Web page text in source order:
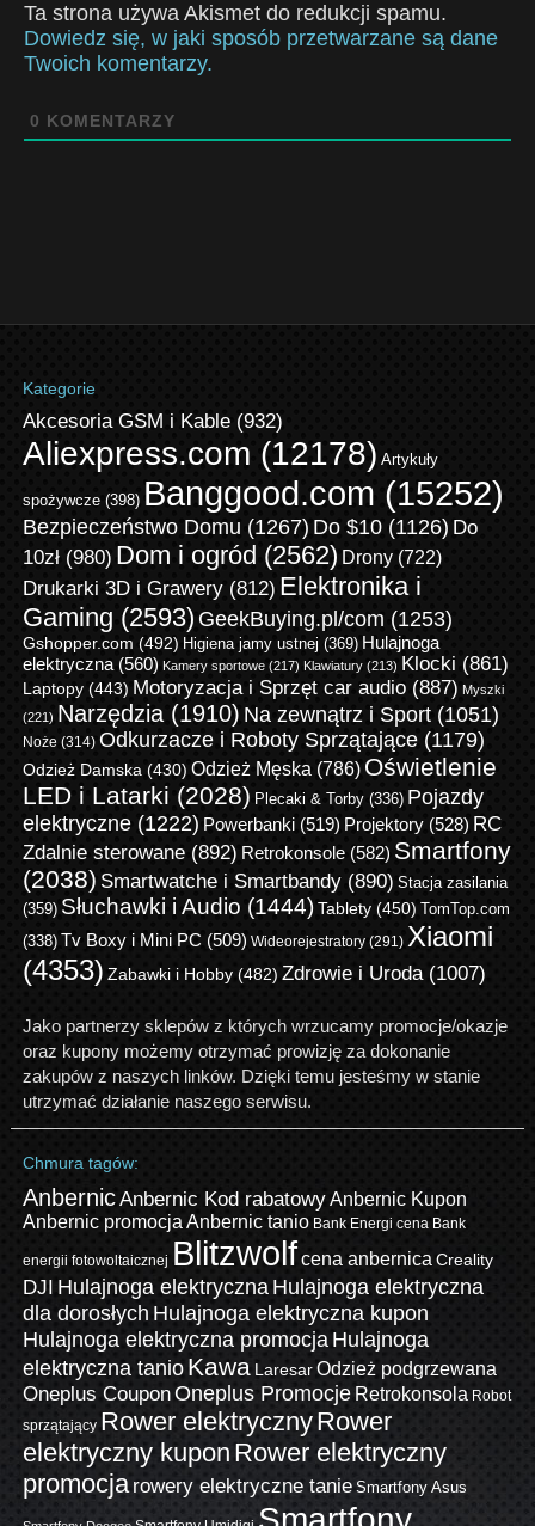
Ta strona używa Akismet do redukcji spamu.
Dowiedz się, w jaki sposób przetwarzane są dane
Twoich komentarzy.
0 KOMENTARZY
Kategorie
Akcesoria GSM i Kable(932)
Aliexpress.com (12178) Artykuły
spożywcze(398) Banggood.com (15252)
Bezpieczeństwo Domu (1267) Do $10(1126) Do
10zł(980) Dom i ogród (2562) Drony(722)
Drukarki 3D i Grawery(812) Elektronika i
Gaming (2593) GeekBuying.pl/com (1253)
Gshopper.com (492) Higiena jamy ustnej (369) Hulajnoga
elektryczna(560) Kamery sportowe(217) Klawiatury(213) Klocki (861)
Laptopy(443) Motoryzacja i Sprzęt car audio(887) Myszki
(221) Narzędzia(1910) Na zewnątrz i Sport(1051)
Noże (314) Odkurzacze i Roboty Sprzątające(1179)
Odzież Damska(430) Odzież Męska (786) Oświetlenie
LED i Latarki (2028) Plecaki & Torby(336) Pojazdy
elektryczne(1222) Powerbanki(519) Projektory(528) RC
Zdalnie sterowane(892) Retrokonsole(582) Smartfony
(2038) Smartwatche i Smartbandy(890) Stacja zasilania
(359) Słuchawki i Audio (1444)Tablety(450)
TomTop.com
(338) Tv Boxy i Mini PC (509) Wideorejestratory(291) Xiaomi
(4353) Zabawki i Hobby(482) Zdrowie i Uroda(1007)
Jako partnerzy sklepów z których wrzucamy promocje/okazje
oraz kupony możemy otrzymać prowizję za dokonanie
zakupów z naszych linków. Dzięki temu jesteśmy w stanie
utrzymać działanie naszego serwisu.
Chmura tagów:
AnbernicAnbernic Kod rabatowyAnbernic Kupon
Anbernic promocja Anbernic tanio Bank Energi cena Bank
energii fotowoltaicznej Blitzwolfcena anbernica Creality
DJI Hulajnoga elektrycznaHulajnoga elektryczna
dla dorosłych Hulajnoga elektryczna kupon
Hulajnoga elektryczna promocjaHulajnoga
elektryczna tanioKawa Laresar Odzież podgrzewana
Oneplus CouponOneplus Promocje Retrokonsola Robot
sprzątający Rower elektrycznyRower
elektryczny kupon Rower elektryczny
promocja rowery elektryczne tanie Smartfony Asus